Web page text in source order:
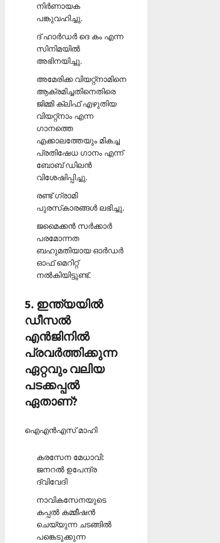
നിര്‍ണായക
പങ്കുവഹിച്ചു.
ദ് ഹാര്‍ഡര്‍ ദെ കം എന്ന
സിനിമയില്‍
അഭിനയിച്ചു.
അമേരിക്ക വിയറ്റ്‌നാമിനെ
ആക്രമിച്ചതിനെതിരെ
ജിമ്മി ക്ലിഫ് എഴുതിയ
വിയറ്റ്‌നാം എന്ന
ഗാനത്തെ
എക്കാലത്തേയും മികച്ച
പ്രതിഷേധ ഗാനം എന്ന്
ബോബ് ഡിലന്‍
വിശേഷിപ്പിച്ചു.
രണ്ട് ഗ്രാമി
പുരസ്‌കാരങ്ങള്‍ ലഭിച്ചു.
ജമൈക്കന്‍ സര്‍ക്കാര്‍
പരമോന്നത
ബഹുമതിയായ ഓര്‍ഡര്‍
ഓഫ് മെറിറ്റ്
നല്‍കിയിട്ടുണ്ട്.
5. ഇന്ത്യയില്‍
ഡീസല്‍
എന്‍ജിനില്‍
പ്രവര്‍ത്തിക്കുന്ന
ഏറ്റവും വലിയ
പടക്കപ്പല്‍
ഏതാണ്?
ഐഎന്‍എസ് മാഹി
കരസേന മേധാവി:
ജനറല്‍ ഉപേന്ദ്ര
ദ്വിവേദി
നാവികസേനയുടെ
കപ്പല്‍ കമ്മീഷന്‍
ചെയ്യുന്ന ചടങ്ങില്‍
പങ്കെടുക്കുന്ന